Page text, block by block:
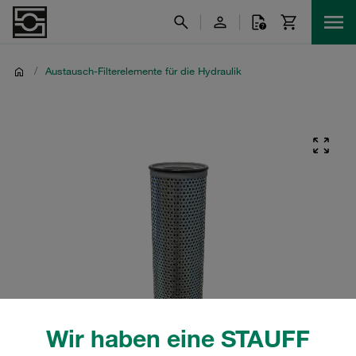
Wir haben eine STAUFF
/ Austausch-Filterelemente für die Hydraulik